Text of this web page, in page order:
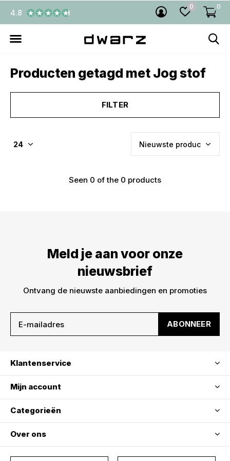
0 0
4.8
Producten getagd met Jog stof
FILTER
Seen 0 of the 0 products
Meld je aan voor onze
nieuwsbrief
Ontvang de nieuwste aanbiedingen en promoties
ABONNEER
Klantenservice
Mijn account
Categorieën
Over ons